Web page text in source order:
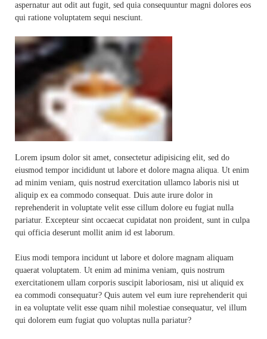
aspernatur aut odit aut fugit, sed quia consequuntur magni dolores eos
qui ratione voluptatem sequi nesciunt.
Lorem ipsum dolor sit amet, consectetur adipisicing elit, sed do
eiusmod tempor incididunt ut labore et dolore magna aliqua. Ut enim
ad minim veniam, quis nostrud exercitation ullamco laboris nisi ut
aliquip ex ea commodo consequat. Duis aute irure dolor in
reprehenderit in voluptate velit esse cillum dolore eu fugiat nulla
pariatur. Excepteur sint occaecat cupidatat non proident, sunt in culpa
qui officia deserunt mollit anim id est laborum.
Eius modi tempora incidunt ut labore et dolore magnam aliquam
quaerat voluptatem. Ut enim ad minima veniam, quis nostrum
exercitationem ullam corporis suscipit laboriosam, nisi ut aliquid ex
ea commodi consequatur? Quis autem vel eum iure reprehenderit qui
in ea voluptate velit esse quam nihil molestiae consequatur, vel illum
qui dolorem eum fugiat quo voluptas nulla pariatur?